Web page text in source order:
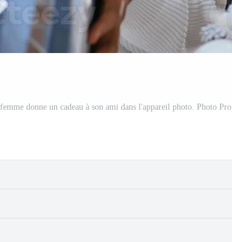
femme donne un cadeau à son ami dans l'appareil photo. Photo Pro